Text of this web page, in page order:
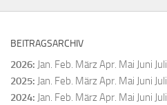
BEITRAGSARCHIV
2026: Jan. Feb. MärzApr. Mai Juni Juli
2025: Jan. Feb. MärzApr. Mai Juni Juli
2024: Jan. Feb. MärzApr. Mai Juni Juli